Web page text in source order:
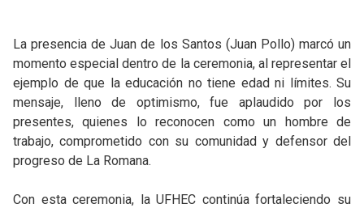
La presencia de Juan de los Santos (Juan Pollo) marcó un
momento especial dentro de la ceremonia, al representar el
ejemplo de que la educación no tiene edad ni límites. Su
mensaje, lleno de optimismo, fue aplaudido por los
presentes, quienes lo reconocen como un hombre de
trabajo, comprometido con su comunidad y defensor del
progreso de La Romana.
Con esta ceremonia, la UFHEC continúa fortaleciendo su